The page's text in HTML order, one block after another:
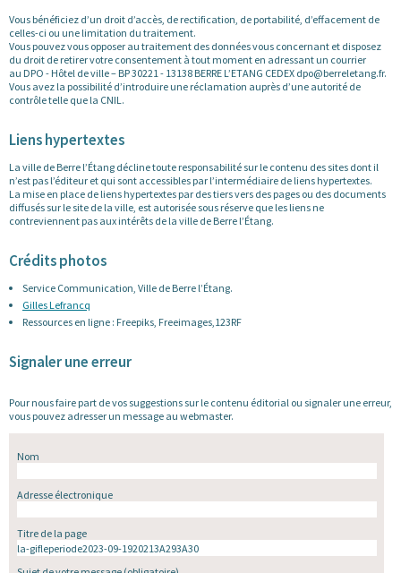
Vous bénéficiez d’un droit d’accès, de rectification, de portabilité, d’effacement de
celles-ci ou une limitation du traitement.
Vous pouvez vous opposer au traitement des données vous concernant et disposez
du droit de retirer votre consentement à tout moment en adressant un courrier
au DPO - Hôtel de ville – BP 30221 - 13138 BERRE L’ETANG CEDEX dpo@berreletang.fr.
Vous avez la possibilité d’introduire une réclamation auprès d’une autorité de
contrôle telle que la CNIL.
Liens hypertextes
La ville de Berre l’Étang décline toute responsabilité sur le contenu des sites dont il
n’est pas l’éditeur et qui sont accessibles par l’intermédiaire de liens hypertextes.
La mise en place de liens hypertextes par des tiers vers des pages ou des documents
diffusés sur le site de la ville, est autorisée sous réserve que les liens ne
contreviennent pas aux intérêts de la ville de Berre l’Étang.
Crédits photos
Service Communication, Ville de Berre l’Étang.
Gilles Lefrancq
Ressources en ligne : Freepiks, Freeimages,123RF
Signaler une erreur
Pour nous faire part de vos suggestions sur le contenu éditorial ou signaler une erreur,
vous pouvez adresser un message au webmaster.
Nom
Adresse électronique
Titre de la page